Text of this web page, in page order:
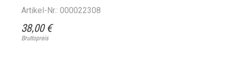
Artikel-Nr.: 000022308
38,00 €
Bruttopreis